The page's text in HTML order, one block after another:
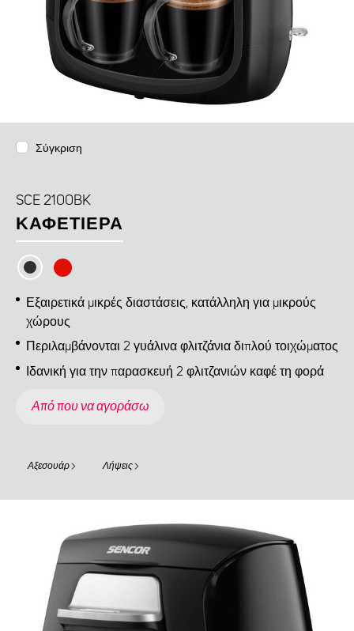
Σύγκριση
SCE 2100BK
ΚΑΦΕΤΙΈΡΑ
Εξαιρετικά μικρές διαστάσεις, κατάλληλη για μικρούς
χώρους
Περιλαμβάνονται 2 γυάλινα φλιτζάνια διπλού τοιχώματος
Ιδανική για την παρασκευή 2 φλιτζανιών καφέ τη φορά
Από που να αγοράσω
Αξεσουάρ Λήψεις